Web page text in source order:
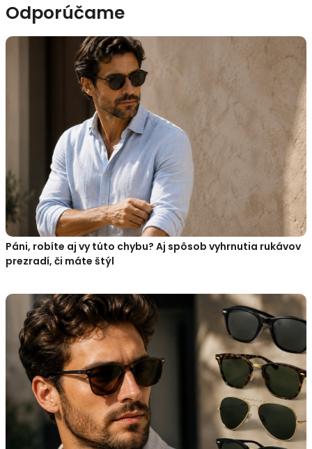
Odporúčame
Páni, robíte aj vy túto chybu? Aj spôsob vyhrnutia rukávov
prezradí, či máte štýl